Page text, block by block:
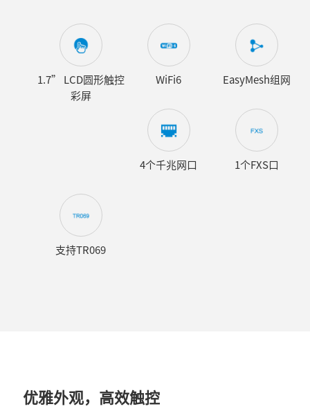
1.7” LCD圆形触控
彩屏
WiFi6 EasyMesh组网
4个千兆网口 1个FXS口
支持TR069
优雅外观，高效触控